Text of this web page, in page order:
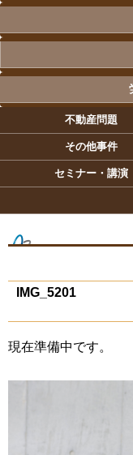
不動産問題
その他事件
セミナー・講演
IMG_5201
現在準備中です。